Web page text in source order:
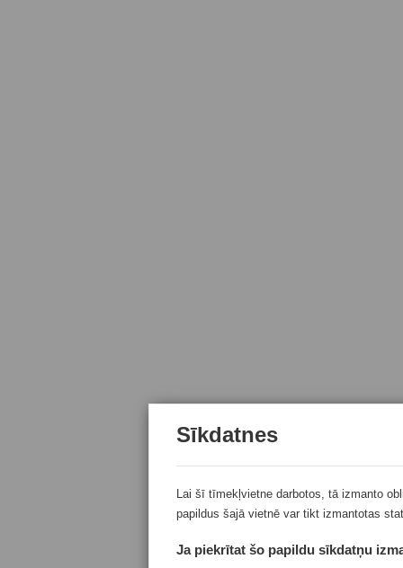
Sīkdatnes
Lai šī tīmekļvietne darbotos, tā izmanto
papildus šajā vietnē var tikt izmantotas
Ja piekrītat šo papildu sīkdatņu